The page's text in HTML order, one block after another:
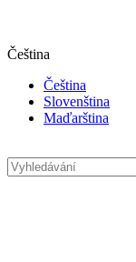
Čeština
Čeština
Slovenština
Maďarština